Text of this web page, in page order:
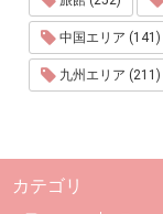
中国エリア (141)
九州エリア (211)
カテゴリ